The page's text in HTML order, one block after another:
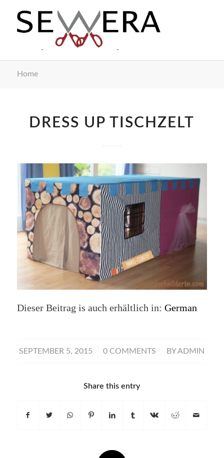
Home
DRESS UP TISCHZELT
Dieser Beitrag is auch erhältlich in: German
SEPTEMBER 5, 2015
/ 0 COMMENTS
/ BYADMIN
Share this entry